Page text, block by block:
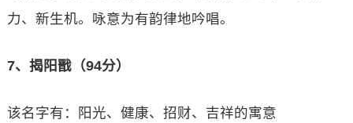
力、新生机。咏意为有韵律地吟唱。
7、揭阳戬（94分）
该名字有：阳光、健康、招财、吉祥的寓意